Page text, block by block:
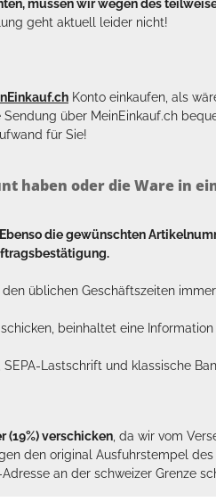
müssen wir wegen des
geht aktuell leider nicht!
Konto einkaufen, als
Sendung über MeinEinkauf.ch
für Sie!
haben oder die Ware in
die gewünschten
den üblichen Geschäftszeiten immer
beinhaltet eine
Lastschrift und klassische
(19%) verschicken , da wir vom
den original Ausfuhrstempel
an der schweizer Grenze